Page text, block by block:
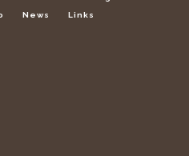
News Links